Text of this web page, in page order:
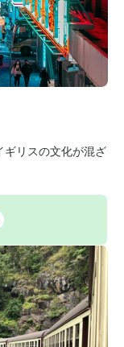
ギリスの文化が混ざ